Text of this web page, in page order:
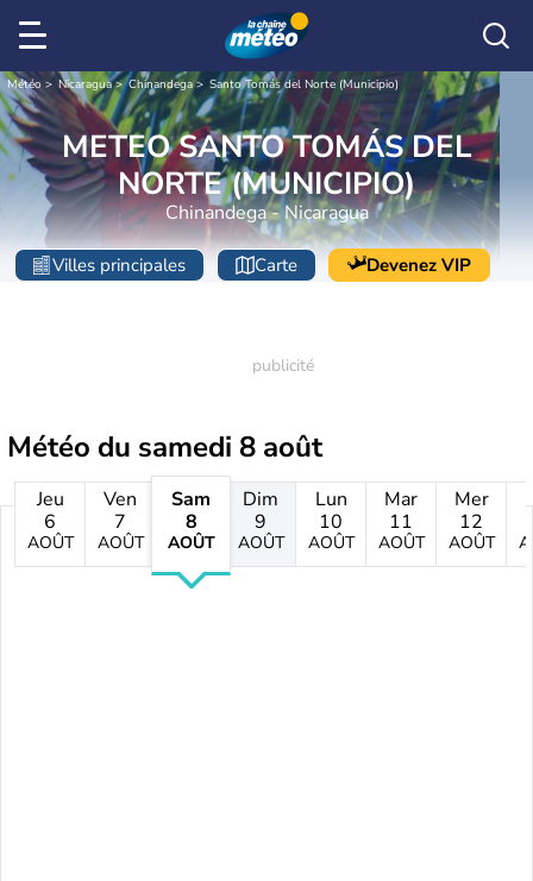
Météo Nicaragua Chinandega Santo Tomás del Norte (Municipio)
METEO SANTO TOMÁS DEL
NORTE (MUNICIPIO)
Chinandega - Nicaragua
Villes principales Carte Devenez VIP
Météo du samedi 8 août
Jeu
6
AOÛT
Ven
7
AOÛT
Sam
8
AOÛT
Dim
9
AOÛT
Lun
10
AOÛT
Mar
11
AOÛT
Mer
12
AOÛT